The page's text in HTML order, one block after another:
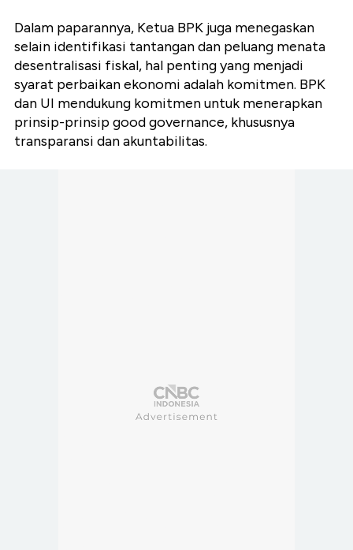
Dalam paparannya, Ketua BPK juga menegaskan
selain identifikasi tantangan dan peluang menata
desentralisasi fiskal, hal penting yang menjadi
syarat perbaikan ekonomi adalah komitmen. BPK
dan UI mendukung komitmen untuk menerapkan
prinsip-prinsip good governance, khususnya
transparansi dan akuntabilitas.